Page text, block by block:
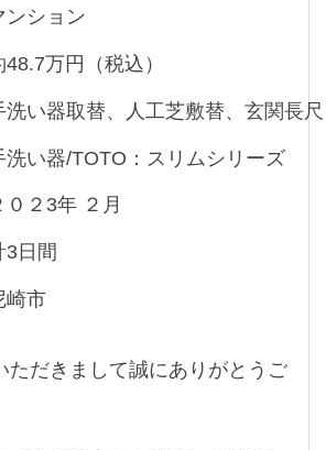
ンション
48.7万円（税込）
洗い器取替、人工芝敷替、玄関長
洗い器/TOTO：スリムシリーズ
０２3年 ２月
3日間
崎市
ただきまして誠にありがとうご